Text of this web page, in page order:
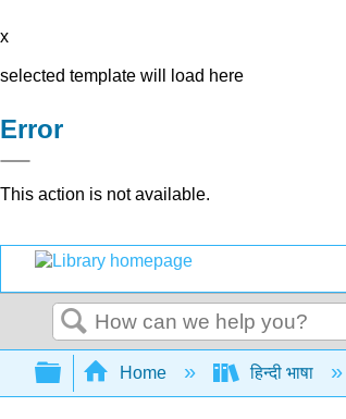
x
selected template will load here
Error
This action is not available.
Search
Expand/collapse global
Home हिन्दी भाषा